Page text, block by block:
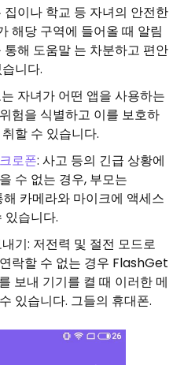
이나 학교 등 자녀의 안전한
해당 구역에 들어올 때 알림
해 도움말 는 차분하고 편안
니다.
자녀가 어떤 앱을 사용하는
험을 식별하고 이를 보호하
할 수 있습니다.
로폰: 사고 등의 긴급 상황에
수 없는 경우, 부모는
카메라와 마이크에 액세스
있습니다.
기: 저전력 및 절전 모드로
락할 수 없는 경우 FlashGet
보내 기기를 켤 때 이러한 메
있습니다. 그들의 휴대폰.